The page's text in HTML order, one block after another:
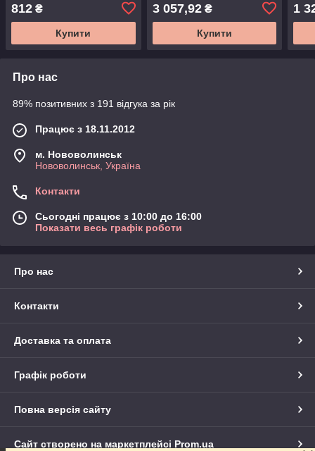
тачки
812 ₴
Купити
гаража
3 057,92₴
Купити
1
Про нас
89% позитивних з 191 відгука за рік
Працює з 18.11.2012
м. Нововолинськ
Нововолинськ, Україна
Контакти
Сьогодні працює з 10:00 до 16:00
Показати весь графік роботи
Про нас
Контакти
Доставка та оплата
Графік роботи
Повна версія сайту
Сайт створено на маркетплейсі Prom.ua